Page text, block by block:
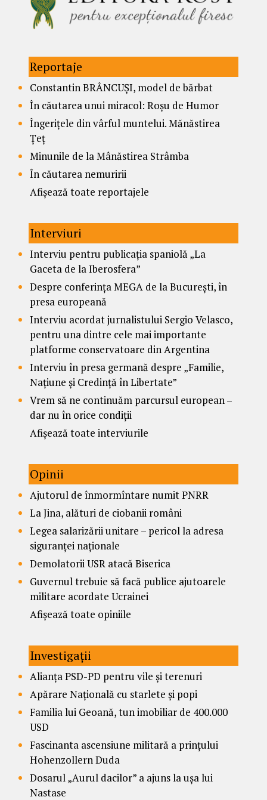
Reportaje
Constantin BRÂNCUȘI, model de bărbat
În căutarea unui miracol: Roșu de Humor
Îngerițele din vârful muntelui. Mănăstirea
Țeț
Minunile de la Mânăstirea Strâmba
În căutarea nemuririi
Afișează toate reportajele
Interviuri
Interviu pentru publicația spaniolă „La
Gaceta de la Iberosfera”
Despre conferința MEGA de la București, în
presa europeană
Interviu acordat jurnalistului Sergio Velasco,
pentru una dintre cele mai importante
platforme conservatoare din Argentina
Interviu în presa germană despre „Familie,
Națiune și Credință în Libertate”
Vrem să ne continuăm parcursul european –
dar nu în orice condiții
Afișează toate interviurile
Opinii
Ajutorul de înmormîntare numit PNRR
La Jina, alături de ciobanii români
Legea salarizării unitare – pericol la adresa
siguranței naționale
Demolatorii USR atacă Biserica
Guvernul trebuie să facă publice ajutoarele
militare acordate Ucrainei
Afișează toate opiniile
Investigații
Alianța PSD-PD pentru vile și terenuri
Apărare Națională cu starlete și popi
Familia lui Geoană, tun imobiliar de 400.000
USD
Fascinanta ascensiune militară a prințului
Hohenzollern Duda
Dosarul „Aurul dacilor” a ajuns la ușa lui
Nastase